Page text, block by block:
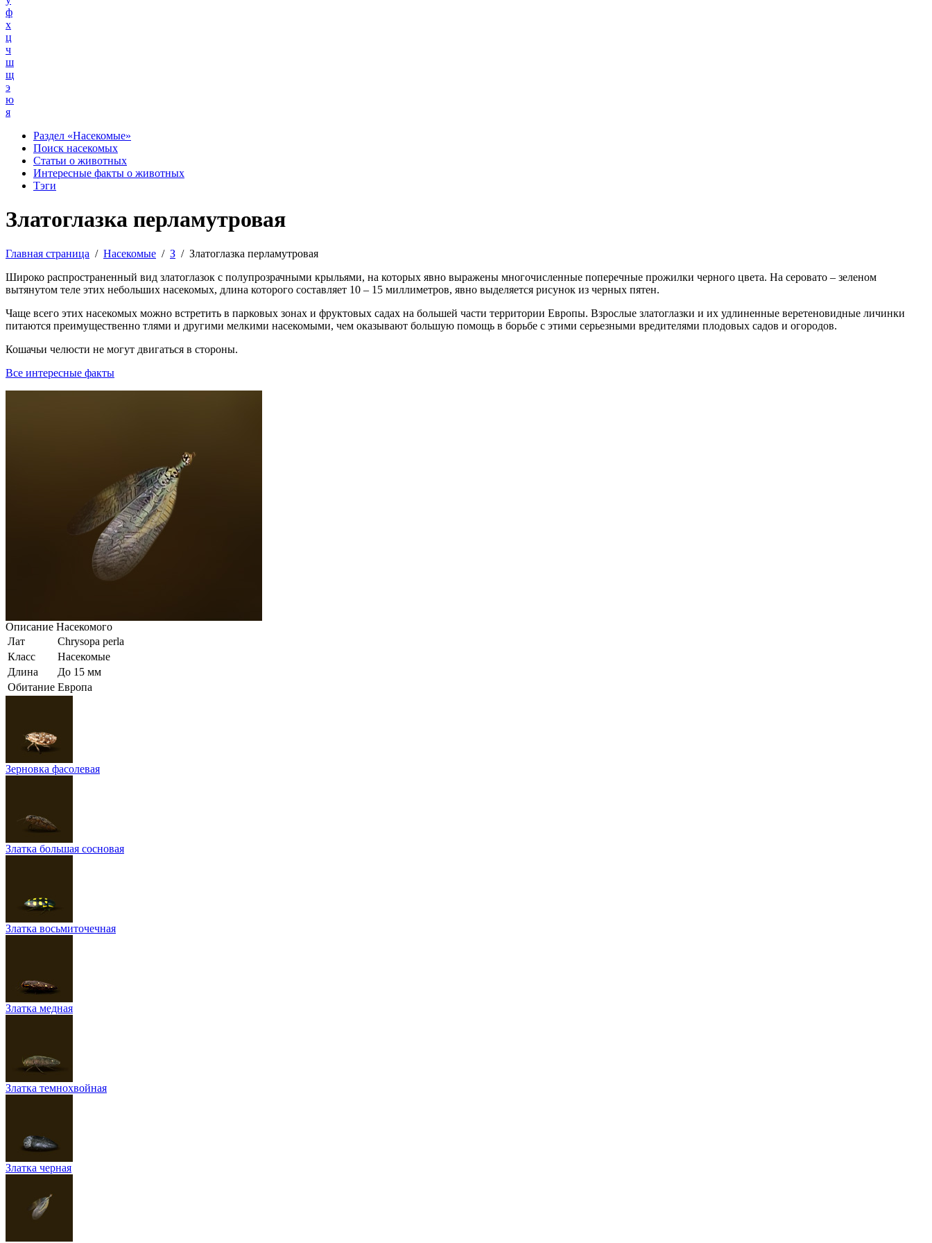
ф
х
ц
ч
ш
щ
э
ю
я
Раздел «Насекомые»
Поиск насекомых
Статьи о животных
Интересные факты о животных
Тэги
Златоглазка перламутровая
Главная страница / Насекомые / З / Златоглазка перламутровая
Широко распространенный вид златоглазок с полупрозрачными крыльями, на которых явно выражены многочисленные поперечные прожилки черного цвета. На серовато – зеленом
вытянутом теле этих небольших насекомых, длина которого составляет 10 – 15 миллиметров, явно выделяется рисунок из черных пятен.
Чаще всего этих насекомых можно встретить в парковых зонах и фруктовых садах на большей части территории Европы. Взрослые златоглазки и их удлиненные веретеновидные личинки
питаются преимущественно тлями и другими мелкими насекомыми, чем оказывают большую помощь в борьбе с этими серьезными вредителями плодовых садов и огородов.
Кошачьи челюсти не могут двигаться в стороны.
Все интересные факты
Описание Насекомого
Лат
Chrysopa perla
Класс
Насекомые
Длина
До 15 мм
Обитание Европа
Зерновка фасолевая
Златка большая сосновая
Златка восьмиточечная
Златка медная
Златка темнохвойная
Златка черная